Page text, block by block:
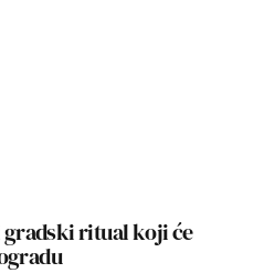
ritual koji će